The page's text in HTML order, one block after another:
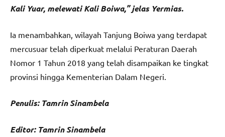
Kali Yuar, melewati Kali Boiwa,” jelas Yermias.
Ia menambahkan, wilayah Tanjung Boiwa yang terdapat
mercusuar telah diperkuat melalui Peraturan Daerah
Nomor 1 Tahun 2018 yang telah disampaikan ke tingkat
provinsi hingga Kementerian Dalam Negeri.
Penulis: Tamrin Sinambela
Editor: Tamrin Sinambela